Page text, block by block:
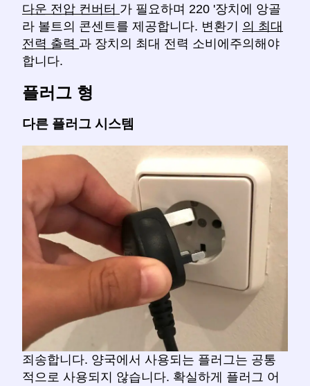
다운 전압 컨버터 가 필요하며 220 '장치에 앙골
라 볼트의 콘센트를 제공합니다. 변환기 의 최대
전력 출력 과 장치의 최대 전력 소비에주의해야
합니다.
플러그 형
다른 플러그 시스템
죄송합니다. 양국에서 사용되는 플러그는 공통
적으로 사용되지 않습니다. 확실하게 플러그 어